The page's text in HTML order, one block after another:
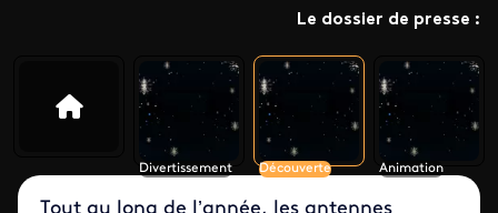
Le dossier de presse :
Divertissement Découverte Animation